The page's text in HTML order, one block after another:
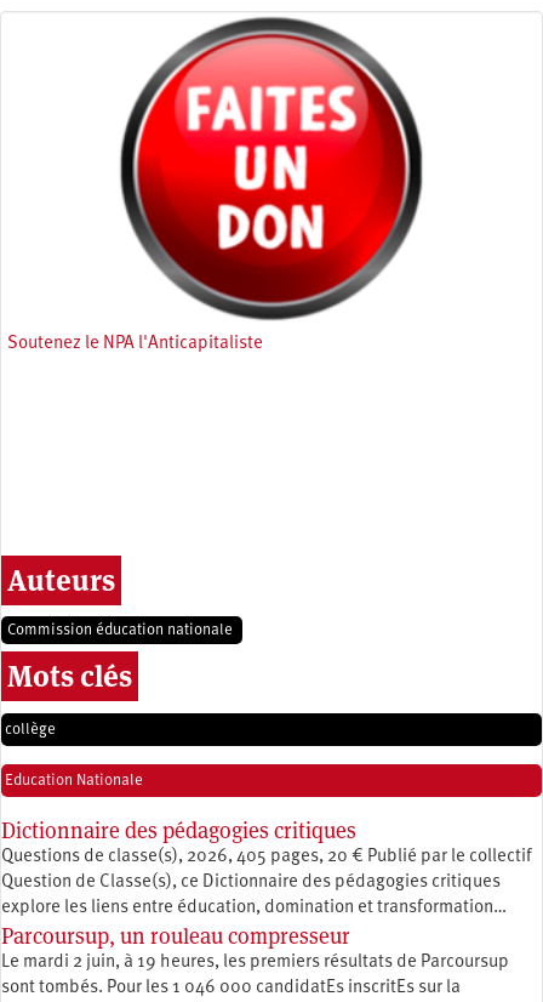
Soutenez le NPA l'Anticapitaliste
Auteurs
Commission éducation nationale
Mots clés
collège
Education Nationale
Dictionnaire des pédagogies critiques
Questions de classe(s), 2026, 405 pages, 20 € Publié par le collectif
Question de Classe(s), ce Dictionnaire des pédagogies critiques
explore les liens entre éducation, ­domination et transformation…
Parcoursup, un rouleau compresseur
Le mardi 2 juin, à 19 heures, les premiers résultats de Parcoursup
sont tombés. Pour les 1 046 000 candidatEs inscritEs sur la